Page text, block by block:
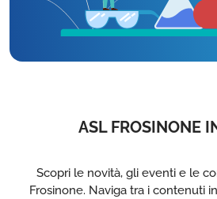
ASL FROSINONE
Scopri le novità, gli eventi e le
Frosinone. Naviga tra i contenuti